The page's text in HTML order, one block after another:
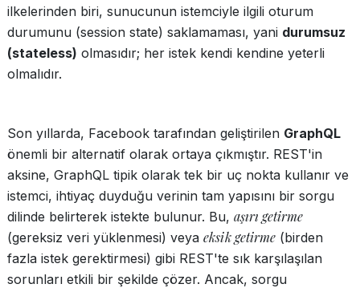
ilkelerinden biri, sunucunun istemciyle ilgili oturum
durumunu (session state) saklamaması, yani durumsuz
(stateless) olmasıdır; her istek kendi kendine yeterli
olmalıdır.
Son yıllarda, Facebook tarafından geliştirilen GraphQL
önemli bir alternatif olarak ortaya çıkmıştır. REST'in
aksine, GraphQL tipik olarak tek bir uç nokta kullanır ve
istemci, ihtiyaç duyduğu verinin tam yapısını bir sorgu
dilinde belirterek istekte bulunur. Bu, aşırı getirme
(gereksiz veri yüklenmesi) veya eksik getirme (birden
fazla istek gerektirmesi) gibi REST'te sık karşılaşılan
sorunları etkili bir şekilde çözer. Ancak, sorgu